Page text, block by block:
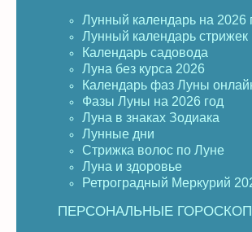
Лунный календарь на 2026
Лунный календарь стрижек
Календарь садовода
Луна без курса 2026
Календарь фаз Луны
Фазы Луны на 2026 год
Луна в знаках Зодиака
Лунные дни
Стрижка волос по Луне
Луна и здоровье
Ретроградный Меркурий
ПЕРСОНАЛЬНЫЕ